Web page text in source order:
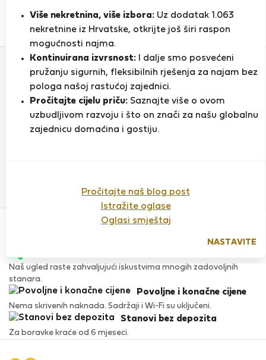
Više nekretnina, više izbora: Uz dodatak 1.063
nekretnine iz Hrvatske, otkrijte još širi raspon
mogućnosti najma.
Kontinuirana izvrsnost: I dalje smo posvećeni
pružanju sigurnih, fleksibilnih rješenja za najam bez
pologa našoj rastućoj zajednici.
Pročitajte cijelu priču: Saznajte više o ovom
uzbudljivom razvoju i što on znači za našu globalnu
zajednicu domaćina i gostiju.
Pročitajte naš blog post
Istražite oglase
Oglasi smještaj
NASTAVITE
Ocjena i reference
0
Ponude
1
Ocjena
Povjerenje & Sigurnost
Naš ugled raste zahvaljujući iskustvima mnogih zadovoljnih
stanara.
Povoljne i konačne cijene
Nema skrivenih naknada. Sadržaji i Wi-Fi su uključeni.
Stanovi bez depozita
Za boravke kraće od 6 mjeseci.